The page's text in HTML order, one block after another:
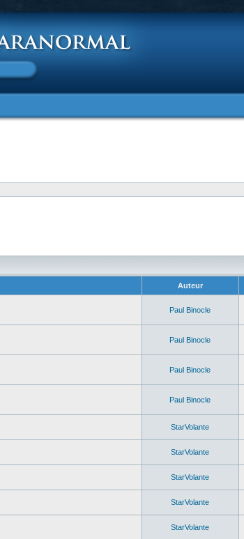
Auteur
Paul Binocle
Paul Binocle
Paul Binocle
Paul Binocle
StarVolante
StarVolante
StarVolante
StarVolante
StarVolante